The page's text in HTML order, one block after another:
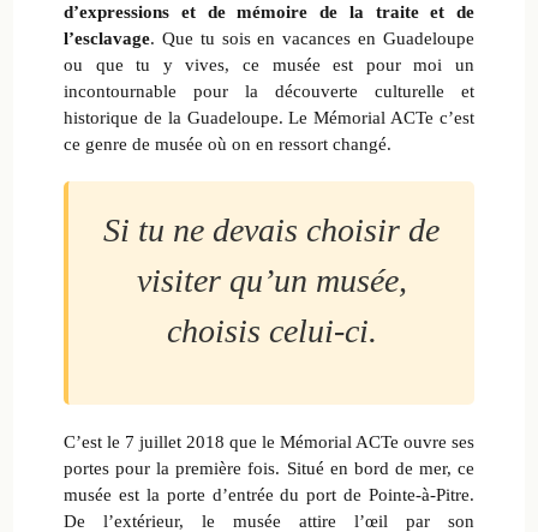
d’expressions et de mémoire de la traite et de
l’esclavage. Que tu sois en vacances en Guadeloupe
ou que tu y vives, ce musée est pour moi un
incontournable pour la découverte culturelle et
historique de la Guadeloupe. Le Mémorial ACTe c’est
ce genre de musée où on en ressort changé.
Si tu ne devais choisir de
visiter qu’un musée,
choisis celui-ci.
C’est le 7 juillet 2018 que le Mémorial ACTe ouvre ses
portes pour la première fois. Situé en bord de mer, ce
musée est la porte d’entrée du port de Pointe-à-Pitre.
De l’extérieur, le musée attire l’œil par son